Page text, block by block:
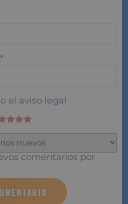
*
el aviso legal
comentarios por